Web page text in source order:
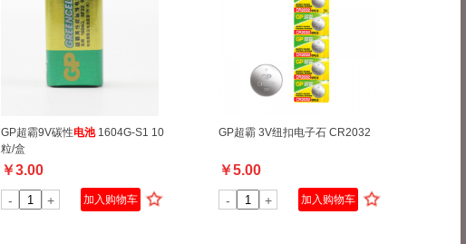
GP超霸9V碳性电池1604G-S1 10
粒/盒
￥3.00
- + 加入购物车
GP超霸 3V纽扣电子石 CR2032
￥5.00
- + 加入购物车